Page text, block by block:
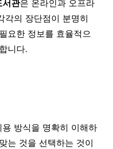
서관은 온라인과 오프라
각의 장단점이 분명히
요한 정보를 효율적으
니다.
방식을 명확히 이해하
는 것을 선택하는 것이